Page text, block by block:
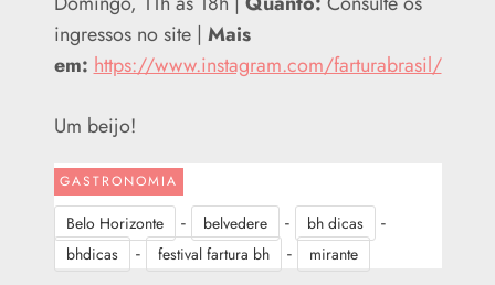
ingressos no site | Mais
em: https://www.instagram.com/farturabrasil/
Um beijo!
GASTRONOMIA
Belo Horizonte - belvedere - bh dicas -
bhdicas - festival fartura bh - mirante